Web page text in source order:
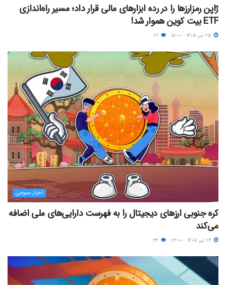
ژاپن رمزارزها را در رده ابزارهای مالی قرار داد؛ مسیر راه‌اندازی
ETF بیت کوین هموار شد!
اخبار عمومی
کره جنوبی ارزهای دیجیتال را به فهرست دارایی‌های ملی اضافه
می‌کند